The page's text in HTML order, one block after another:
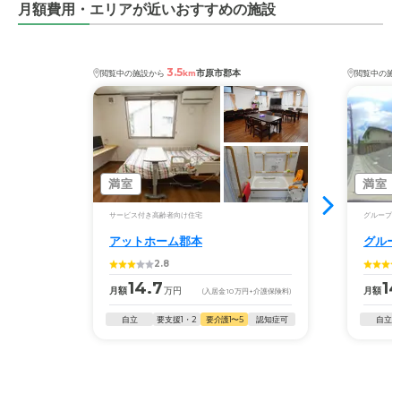
月額費用・エリアが近いおすすめの施設
閲覧中の施設から 3.5km市原市郡本
満室
サービス付き高齢者向け住宅
アットホーム郡本
2.8
月額14.7万円 (入居金10万円 +介護保険料)
自立 要支援1・2 要介護1〜5 認知症可
閲覧中の施
満室
グループホ
グル
月額
自立